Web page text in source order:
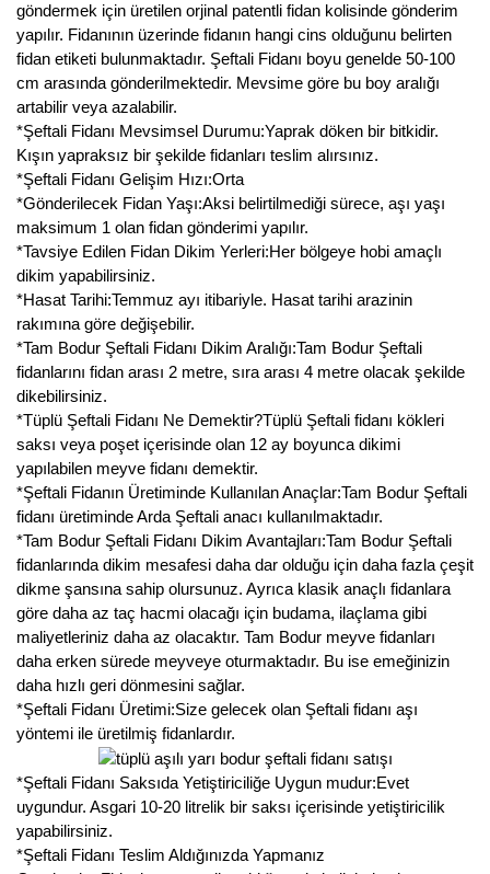
göndermek için üretilen orjinal patentli fidan kolisinde gönderim
yapılır. Fidanının üzerinde fidanın hangi cins olduğunu belirten
fidan etiketi bulunmaktadır. Şeftali Fidanı boyu genelde 50-100
cm arasında gönderilmektedir. Mevsime göre bu boy aralığı
artabilir veya azalabilir.
*Şeftali Fidanı Mevsimsel Durumu:Yaprak döken bir bitkidir.
Kışın yapraksız bir şekilde fidanları teslim alırsınız.
*Şeftali Fidanı Gelişim Hızı:Orta
*Gönderilecek Fidan Yaşı:Aksi belirtilmediği sürece, aşı yaşı
maksimum 1 olan fidan gönderimi yapılır.
*Tavsiye Edilen Fidan Dikim Yerleri:Her bölgeye hobi amaçlı
dikim yapabilirsiniz.
*Hasat Tarihi:Temmuz ayı itibariyle. Hasat tarihi arazinin
rakımına göre değişebilir.
*Tam Bodur Şeftali Fidanı Dikim Aralığı:Tam Bodur Şeftali
fidanlarını fidan arası 2 metre, sıra arası 4 metre olacak şekilde
dikebilirsiniz.
*Tüplü Şeftali Fidanı Ne Demektir?Tüplü Şeftali fidanı kökleri
saksı veya poşet içerisinde olan 12 ay boyunca dikimi
yapılabilen meyve fidanı demektir.
*Şeftali Fidanın Üretiminde Kullanılan Anaçlar:Tam Bodur Şeftali
fidanı üretiminde Arda Şeftali anacı kullanılmaktadır.
*Tam Bodur Şeftali Fidanı Dikim Avantajları:Tam Bodur Şeftali
fidanlarında dikim mesafesi daha dar olduğu için daha fazla çeşit
dikme şansına sahip olursunuz. Ayrıca klasik anaçlı fidanlara
göre daha az taç hacmi olacağı için budama, ilaçlama gibi
maliyetleriniz daha az olacaktır. Tam Bodur meyve fidanları
daha erken sürede meyveye oturmaktadır. Bu ise emeğinizin
daha hızlı geri dönmesini sağlar.
*Şeftali Fidanı Üretimi:Size gelecek olan Şeftali fidanı aşı
yöntemi ile üretilmiş fidanlardır.
*Şeftali Fidanı Saksıda Yetiştiriciliğe Uygun mudur:Evet
uygundur. Asgari 10-20 litrelik bir saksı içerisinde yetiştiricilik
yapabilirsiniz.
*Şeftali Fidanı Teslim Aldığınızda Yapmanız